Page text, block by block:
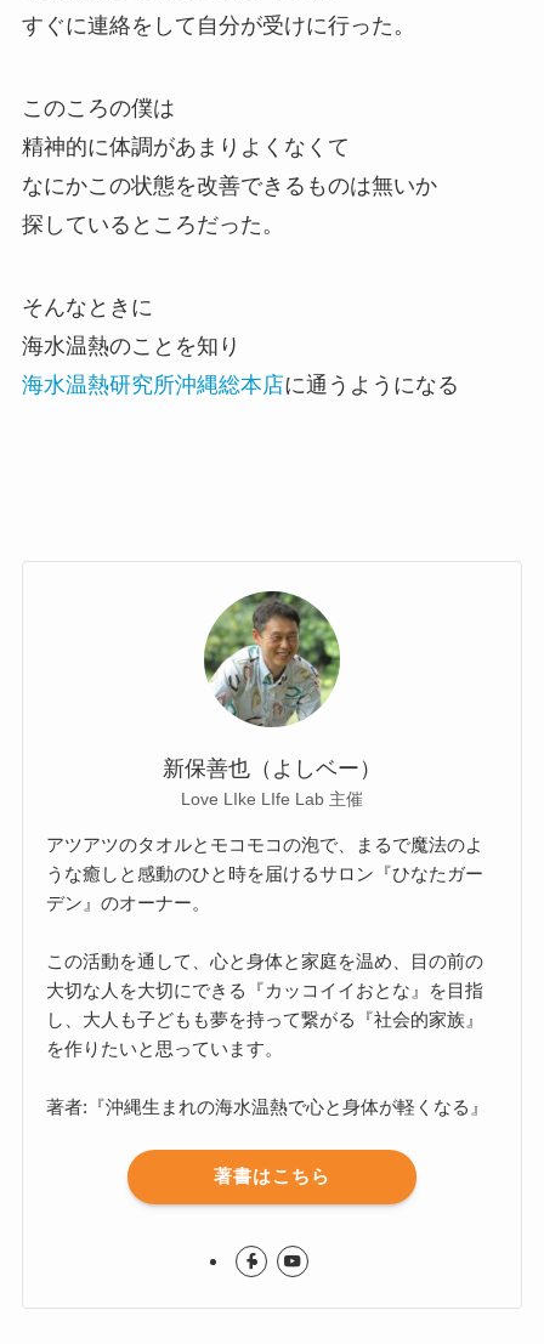
すぐに連絡をして自分が受けに行った。
このころの僕は
精神的に体調があまりよくなくて
なにかこの状態を改善できるものは無いか
探しているところだった。
そんなときに
海水温熱のことを知り
海水温熱研究所沖縄総本店に通うようになる
新保善也（よしベー）
Love LIke LIfe Lab 主催
アツアツのタオルとモコモコの泡で、まるで魔法のよ
うな癒しと感動のひと時を届けるサロン『ひなたガー
デン』のオーナー。
この活動を通して、心と身体と家庭を温め、目の前の
大切な人を大切にできる『カッコイイおとな』を目指
し、大人も子どもも夢を持って繋がる『社会的家族』
を作りたいと思っています。
著者:『沖縄生まれの海水温熱で心と身体が軽くなる』
著書はこちら